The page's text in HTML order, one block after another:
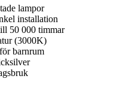
lampor
installation
50 000 timmar
(3000K)
barnrum